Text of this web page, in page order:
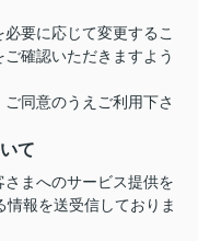
要に応じて変更するこ
確認いただきますよう
同意のうえご利用下さ
て
まへのサービス提供を
報を送受信しておりま